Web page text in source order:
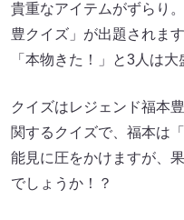
貴重なアイテムがずらり
豊クイズ」が出題されま
「本物きた！」と3人は大
クイズはレジェンド福本
関するクイズで、福本は
能見に圧をかけますが、
でしょうか！？